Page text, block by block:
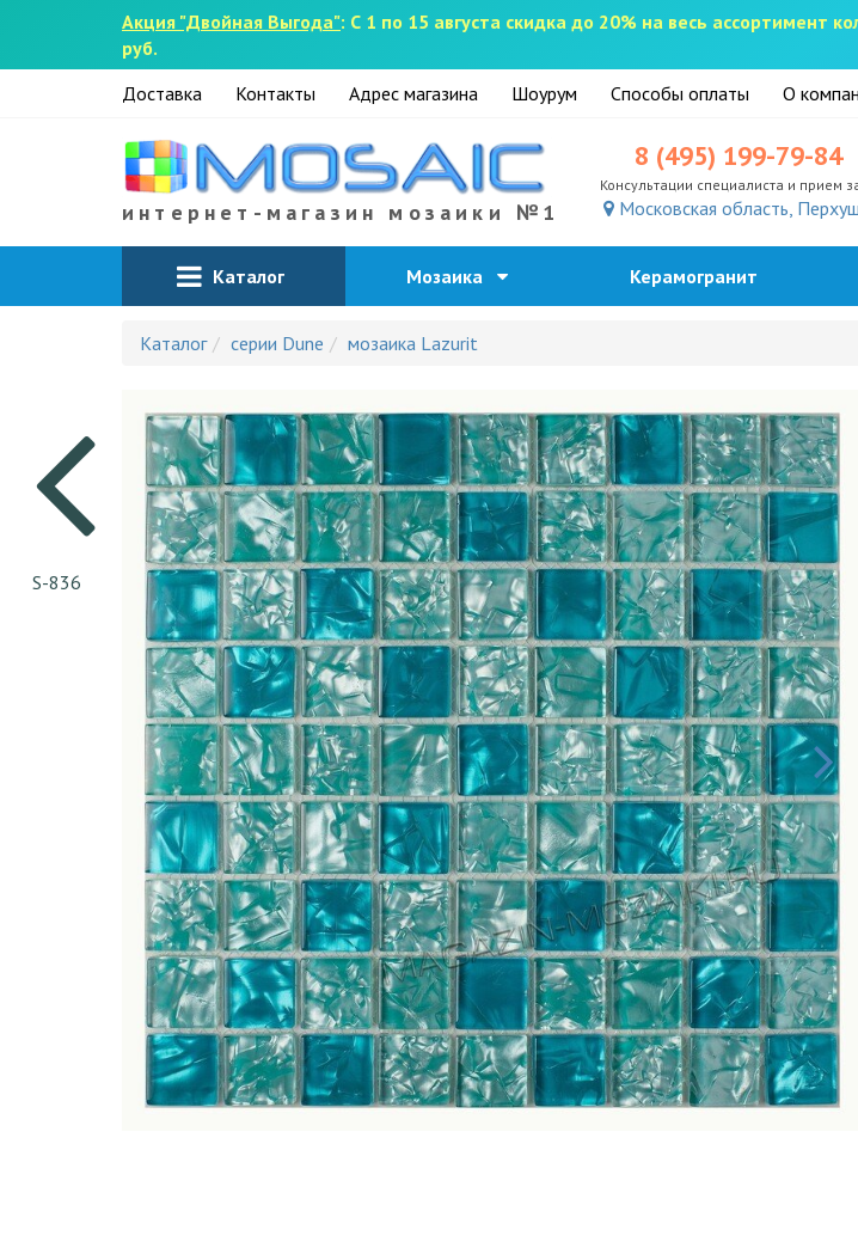
Акция "Двойная Выгода": С 1 по 15 августа скидка до 20% на весь ассортимент
руб.
Доставка Контакты Адрес магазина Шоурум Способы оплаты О
интернет-магазин мозаики №1
8 (495) 199-79-84
Консультации специалиста и прием
Московская область,
Каталог Мозаика Керамогранит
Каталог серии Dune мозаика Lazurit
S-836